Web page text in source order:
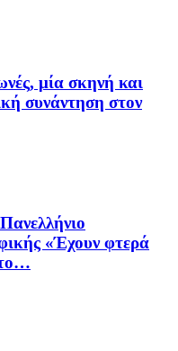
μία σκηνή και
συνάντηση στον
«Έχουν φτερά